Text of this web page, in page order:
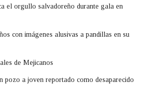
el orgullo salvadoreño durante gala en
con imágenes alusivas a pandillas en su
de Mejicanos
pozo a joven reportado como desaparecido